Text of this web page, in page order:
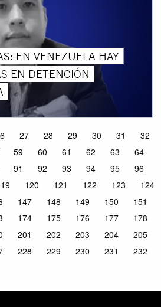
EN VENEZUELA HAY
EN DETENCIÓN
27 28 29 30 31
32
59 60 61 62 63
64
91 92 93 94 95
96
120 121 122 123
124
147 148 149 150
151
174 175 176 177
178
201 202 203 204
205
228 229 230 231
232